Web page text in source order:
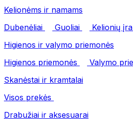
Kelionėms ir namams
Dubenėliai
Guoliai
Kelionių
Higienos ir valymo priemonės
Higienos priemonės
Valymo
Skanėstai ir kramtalai
Visos prekės
Drabužiai ir aksesuarai